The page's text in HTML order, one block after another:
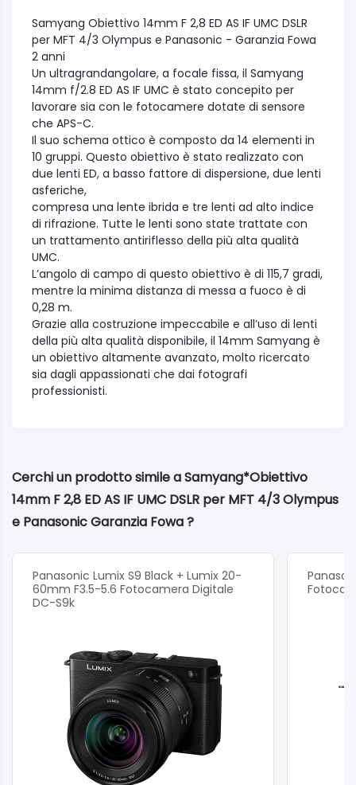
Samyang Obiettivo 14mm F 2,8 ED AS IF UMC DSLR
per MFT 4/3 Olympus e Panasonic - Garanzia Fowa
2 anni
Un ultragrandangolare, a focale fissa, il Samyang
14mm f/2.8 ED AS IF UMC è stato concepito per
lavorare sia con le fotocamere dotate di sensore
che APS-C.
Il suo schema ottico è composto da 14 elementi in
10 gruppi. Questo obiettivo è stato realizzato con
due lenti ED, a basso fattore di dispersione, due lenti
asferiche,
compresa una lente ibrida e tre lenti ad alto indice
di rifrazione. Tutte le lenti sono state trattate con
un trattamento antiriflesso della più alta qualità
UMC.
L’angolo di campo di questo obiettivo è di 115,7 gradi,
mentre la minima distanza di messa a fuoco è di
0,28 m.
Grazie alla costruzione impeccabile e all’uso di lenti
della più alta qualità disponibile, il 14mm Samyang è
un obiettivo altamente avanzato, molto ricercato
sia dagli appassionati che dai fotografi
professionisti.
Cerchi un prodotto simile a Samyang*Obiettivo
14mm F 2,8 ED AS IF UMC DSLR per MFT 4/3 Olympus
e Panasonic Garanzia Fowa ?
Panasonic Lumix S9 Black + Lumix 20-
60mm F3.5-5.6 Fotocamera Digitale
DC-S9k